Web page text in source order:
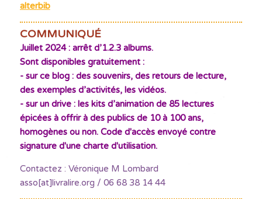
alterbib
COMMUNIQUÉ
Juillet 2024 : arrêt d’1.2.3 albums.
Sont disponibles gratuitement :
- sur ce blog : des souvenirs, des retours de lecture,
des exemples d’activités, les vidéos.
- sur un drive : les kits d’animation de 85 lectures
épicées à offrir à des publics de 10 à 100 ans,
homogènes ou non. Code d'accès envoyé contre
signature d'une charte d'utilisation.
Contactez : Véronique M Lombard
asso[at]livralire.org / 06 68 38 14 44